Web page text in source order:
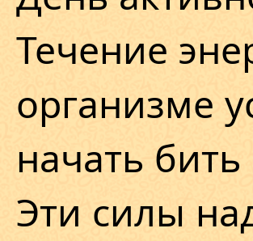
Течение
организме
начать
Эти силы